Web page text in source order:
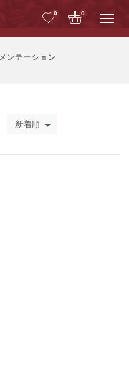
0 0
ンテーション
新着順